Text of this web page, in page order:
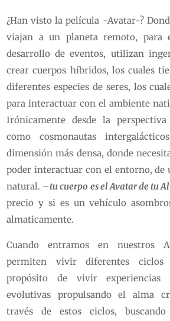
¿Han visto la película -Avatar-?
viajan a un planeta remoto, para
desarrollo de eventos, utilizan
crear cuerpos híbridos, los cuales
diferentes especies de seres, los
para interactuar con el ambiente
Irónicamente desde la
como cosmonautas
dimensión más densa, donde
poder interactuar con el entorno, de
natural. –tu cuerpo es el Avatar de tu
precio y si es un vehículo
almaticamente.
Cuando entramos en nuestros
permiten vivir diferentes ciclos
propósito de vivir experiencias
evolutivas propulsando el alma
través de estos ciclos,